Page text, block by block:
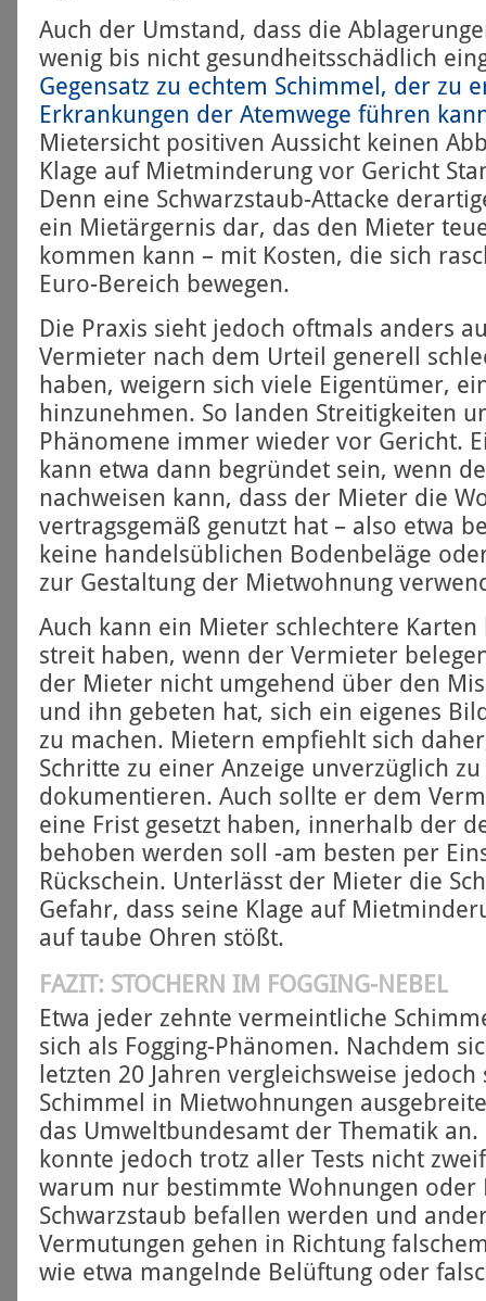
Auch der Umstand, dass die
wenig bis nicht gesundheits­schädlich
Gegensatz zu echtem Schimmel, der zu
Erkrankungen der Atemwege führen
Mietersicht positiven Aussicht keinen
Klage auf Miet­minderung vor Gericht
Denn eine Schwarz­staub-Attacke
ein Miet­ärgernis dar, das den Mieter
kommen kann – mit Kosten, die sich
Euro-Bereich bewegen.
Die Praxis sieht jedoch oftmals anders
Vermieter nach dem Urteil generell
haben, weigern sich viele Eigentümer,
hinzunehmen. So landen Streitig­keiten
Phänomene immer wieder vor Gericht.
kann etwa dann begründet sein, wenn
nachweisen kann, dass der Mieter die
vertrags­gemäß genutzt hat – also etwa
keine handels­üblichen Boden­beläge
zur Gestaltung der Mietwohnung
Auch kann ein Mieter schlechtere
streit haben, wenn der Vermieter
der Mieter nicht umgehend über den
und ihn gebeten hat, sich ein eigenes
zu machen. Mietern empfiehlt sich
Schritte zu einer Anzeige unverzüglich
dokumentieren. Auch sollte er dem
eine Frist gesetzt haben, innerhalb der
behoben werden soll -am besten per
Rückschein. Unterlässt der Mieter die
Gefahr, dass seine Klage auf
auf taube Ohren stößt.
FAZIT: STOCHERN IM FOGGING-NEBEL
Etwa jeder zehnte vermeintliche
sich als Fogging-Phänomen. Nachdem
letzten 20 Jahren vergleichsweise jedoch
Schimmel in Miet­wohnungen
das Umwelt­bundes­amt der Thematik
konnte jedoch trotz aller Tests nicht
warum nur bestimmte Wohnungen oder
Schwarz­staub befallen werden und
Vermutungen gehen in Richtung
wie etwa mangelnde Belüftung oder